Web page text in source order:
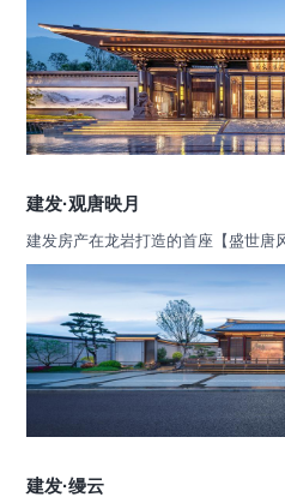
建发·观唐映月
建发房产在龙岩打造的首座【盛世唐
建发·缦云